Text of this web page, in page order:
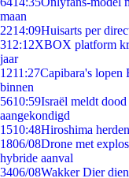
maan
2214:09Huisarts per
312:12XBOX platform
jaar
1211:27Capibara's lopen
binnen
5610:59Israël meldt
aangekondigd
1510:48Hiroshima
1806/08Drone met
hybride aanval
3406/08Wakker Dier